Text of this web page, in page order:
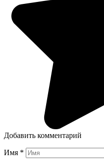
Добавить комментарий
Имя *